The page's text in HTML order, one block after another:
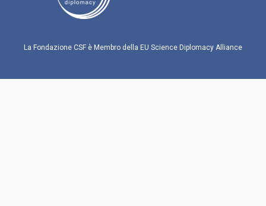
La Fondazione CSF è Membro della EU Science Diplomacy Alliance